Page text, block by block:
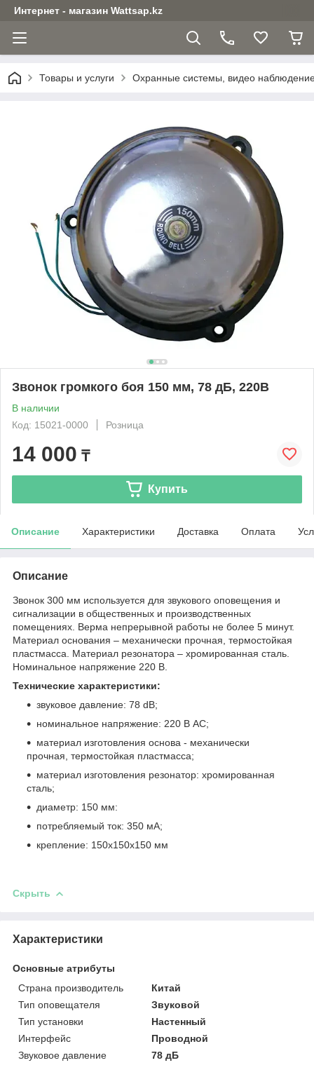
Интернет - магазин Wattsap.kz
Товары и услуги Охранные системы, видео
Звонок громкого боя 150 мм, 78 дБ, 220В
В наличии
Код: 15021-0000
Розница
14 000 ₸
Купить
Описание Характеристики Доставка Оплата
Описание
Звонок 300 мм используется для звукового оповещения и
сигнализации в общественных и производственных
помещениях. Верма непрерывной работы не более 5 минут.
Материал основания – механически прочная, термостойкая
пластмасса. Материал резонатора – хромированная сталь.
Номинальное напряжение 220 В.
Технические характеристики:
звуковое давление: 78 dB;
номинальное напряжение: 220 В АС;
материал изготовления основа - механически
прочная, термостойкая пластмасса;
материал изготовления резонатор: хромированная
сталь;
диаметр: 150 мм:
потребляемый ток: 350 мА;
крепление: 150х150х150 мм
Скрыть
Характеристики
Основные атрибуты
Страна производитель
Китай
Тип оповещателя
Звуковой
Тип установки
Настенный
Интерфейс
Проводной
Звуковое давление
78 дБ